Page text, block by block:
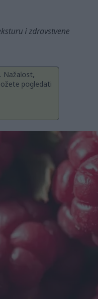
i zdravstvene
Nažalost,
pogledati